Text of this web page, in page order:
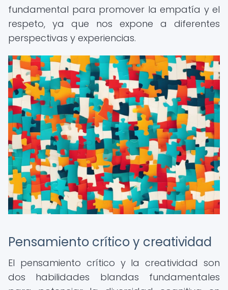
fundamental para promover la empatía y el
respeto, ya que nos expone a diferentes
perspectivas y experiencias.
Pensamiento crítico y creatividad
El pensamiento crítico y la creatividad son
dos habilidades blandas fundamentales